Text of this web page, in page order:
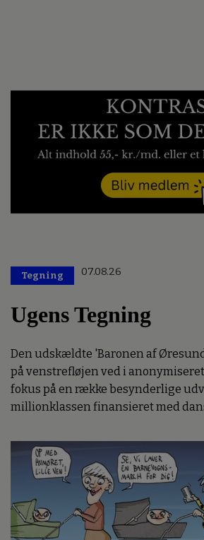
Tegning 07.08.26
Ugens Tegning
Den udskældte 'Baronen af
på venstrefløjen ved i
fokus på en række besynderlige
millionklassen finansieret med